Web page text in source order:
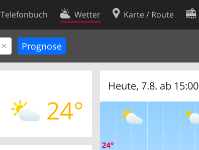
Telefonbuch Wetter Karte / Route
24°
Heute, 7.8. ab 15:00
Kontakt
Nutzungsbedingungen